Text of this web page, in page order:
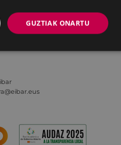
GUZTIAK ONARTU